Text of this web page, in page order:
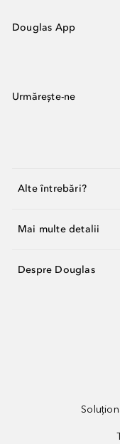
Douglas App
Urmărește-ne
Alte întrebări?
Mai multe detalii
Despre Douglas